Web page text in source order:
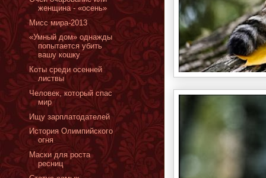
женщина - «осень»
Мисс мира-2013
«Умный дом» однажды
попытается убить
вашу кошку
Коты среди осенней
листвы
Человек, который спас
мир
Ищу зарплатодателей
История Олимпийского
огня
Маски для роста
ресниц